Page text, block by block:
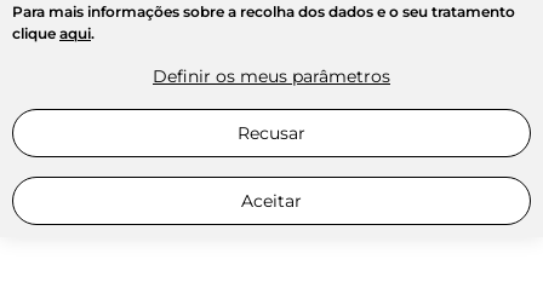
Para mais informações sobre a recolha dos dados e o seu tratamento
clique aqui.
Definir os meus parâmetros
Recusar
Aceitar